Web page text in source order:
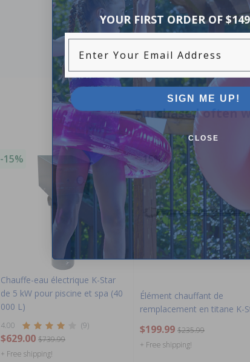
Purchased often
-15%
Chauffe-eau électrique K-Star
de 5 kW pour piscine et spa (40
000 L)
4.00 (9)
$629.00 $739.99
+ Free shipping!
-15%
Élément chauffant de
remplacement en titane K-
$199.99 $235.99
+ Free shipping!
YOUR FIRST ORDER OF
Enter Your Email Address
SIGN ME UP!
CLOSE